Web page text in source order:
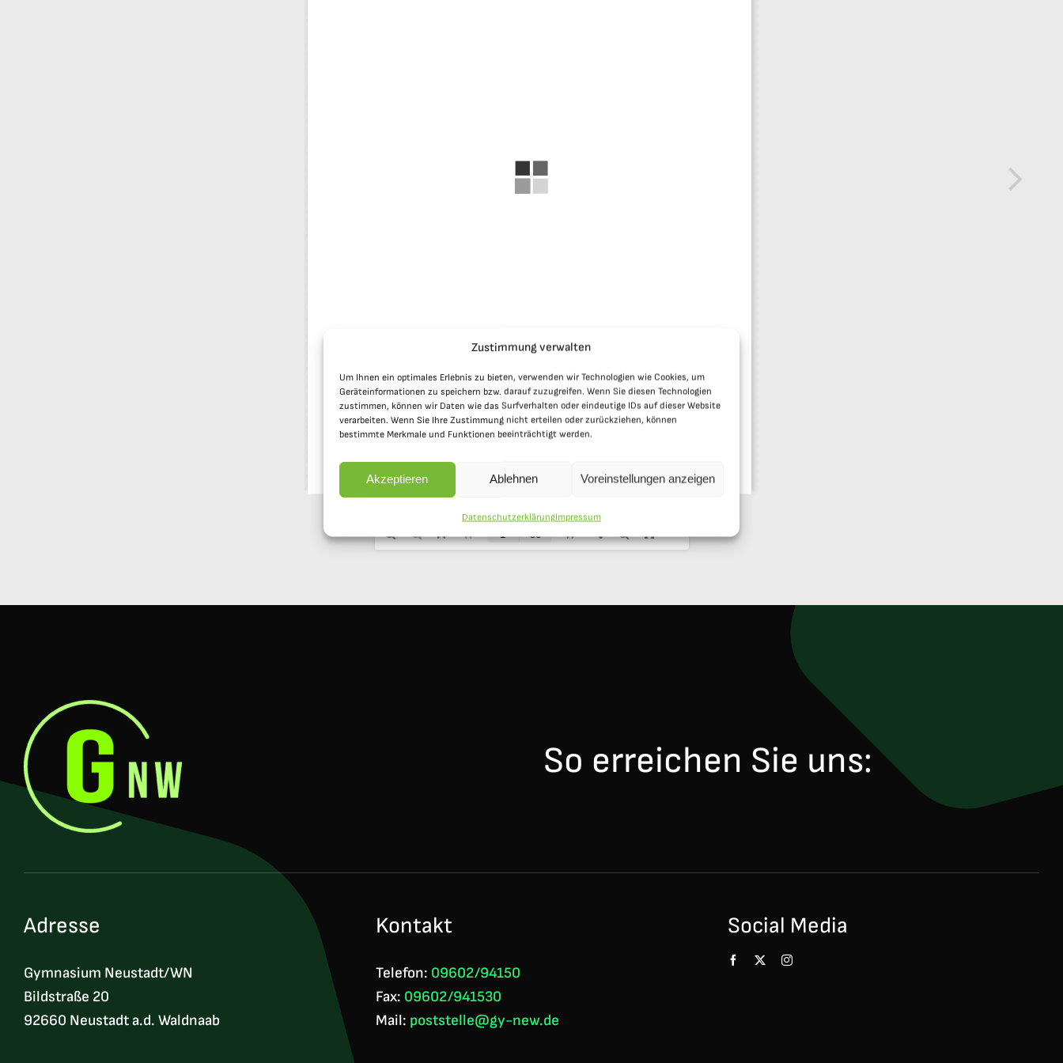
Zustimmung verwalten
Um Ihnen ein optimales Erlebnis zu bieten, verwenden wir Technologien wie Cookies, um
Geräteinformationen zu speichern bzw. darauf zuzugreifen. Wenn Sie diesen Technologien
zustimmen, können wir Daten wie das Surfverhalten oder eindeutige IDs auf dieser Website
verarbeiten. Wenn Sie Ihre Zustimmung nicht erteilen oder zurückziehen, können
bestimmte Merkmale und Funktionen beeinträchtigt werden.
Akzeptieren Ablehnen Voreinstellungen anzeigen
DatenschutzerklärungImpressum
So erreichen Sie uns:
Adresse
Gymnasium Neustadt/WN
Bildstraße 20
92660 Neustadt a.d. Waldnaab
Kontakt
Telefon: 09602/94150
Fax: 09602/941530
Mail: poststelle@gy-new.de
Social Media